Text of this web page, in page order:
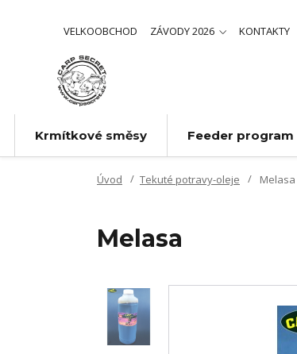
VELKOOBCHOD ZÁVODY 2026 KONTAKTY
Krmítkové směsy Feeder program
Úvod Tekuté potravy-oleje Melasa
Melasa